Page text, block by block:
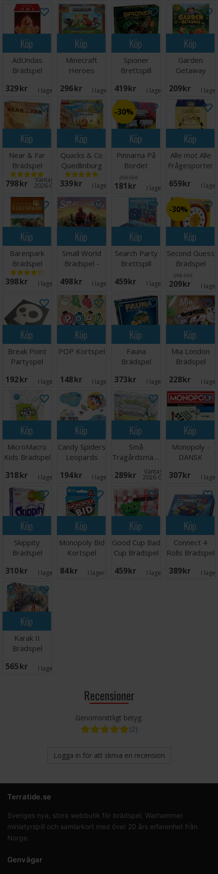
Köp
AdUndas
Brädspel
329 SEK I lager: 1
Köp
Minecraft
Heroes
296 SEK I lager: 6
Köp
Spioner
Brettspill
419 SEK I lager: 3
Köp
Garden
Getaway
209 SEK I
Köp
Near & Far
Brädspel
798 SEK Väntas in:
2026-09-30
Köp
Quacks & Co
Quedlinburg
Dash
Brädspel
339 SEK I lager: 2
Köp
30%
Pinnarna På
Bordet
Brädspel
258 SEK
181 SEK I lager: 5
Köp
Alle mot Alle
Frågesporter
659 SEK I
Köp
Barenpark
Brädspel
398 SEK I lager: 6
Köp
Small World
Brädspel -
498 SEK I lager: 3
Köp
Search Party
Brettspill
459 SEK I lager: 4
Köp
30%
Second Guess
Brädspel
298 SEK
209 SEK I
Köp
Break Point
Partyspel
192 SEK I lager:
Köp
POP Kortspel
148 SEK I lager: 1
Köp
Fauna
Brädspel
373 SEK I lager: 3
Köp
Mia London
Brädspel
228 SEK I
Köp
MicroMacro
Kids Brädspel
318 SEK I lager:
Köp
Candy Spiders
Leopards
194 SEK I lager: 1
Köp
Små
Trägårdsmästare
Brädspel
289 SEK Väntas in:
2026-09-30
Köp
Monopoly -
DANSK
307 SEK I
Köp
Skippity
Brädspel
310 SEK I lager: 9
Köp
Monopoly Bid
Kortspel
84 SEK I lager:
Köp
Good Cup Bad
Cup Brädspel
459 SEK I lager: 1
Köp
Connect 4
Rolls Brädspel
389 SEK I
Köp
Karak II
Brädspel
565 SEK I lager:
Recensioner
Genomsnittligt betyg:
(2)
Logga in för att skriva en recension
Terratide.se
Sveriges nya, stora webbutik för brädspel, Warhammer
miniatyrspill och samlarkort med över 20 års erfarenhet från
Norge.
Genvägar